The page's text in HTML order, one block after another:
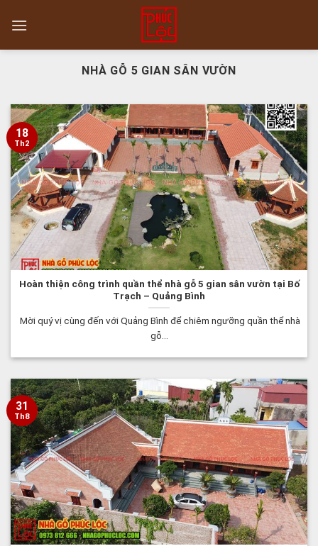
NHÀ GỖ 5 GIAN SÂN VƯỜN
Hoàn thiện công trình quần thể nhà gỗ 5 gian sân vườn tại Bố
Trạch – Quảng Bình
Mời quý vị cùng đến với Quảng Bình để chiêm ngưỡng quần thể nhà
gỗ...
18
Th2
31
Th8